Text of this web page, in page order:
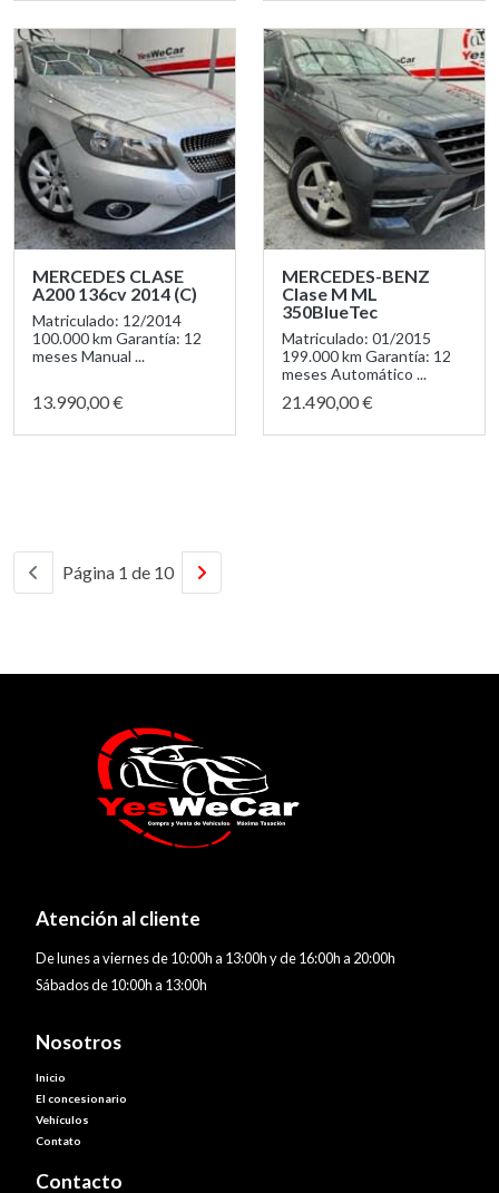
MERCEDES CLASE
A200 136cv 2014 (C)
Matriculado: 12/2014
100.000 km Garantía: 12
meses Manual ...
13.990,00 €
MERCEDES-BENZ
Clase M ML
350BlueTec
Matriculado: 01/2015
199.000 km Garantía: 12
meses Automático ...
21.490,00 €
Página 1 de 10
Atención al cliente
De lunes a viernes de 10:00h a 13:00h y de 16:00h a 20:00h
Sábados de 10:00h a 13:00h
Nosotros
Inicio
El concesionario
Vehículos
Contato
Contacto